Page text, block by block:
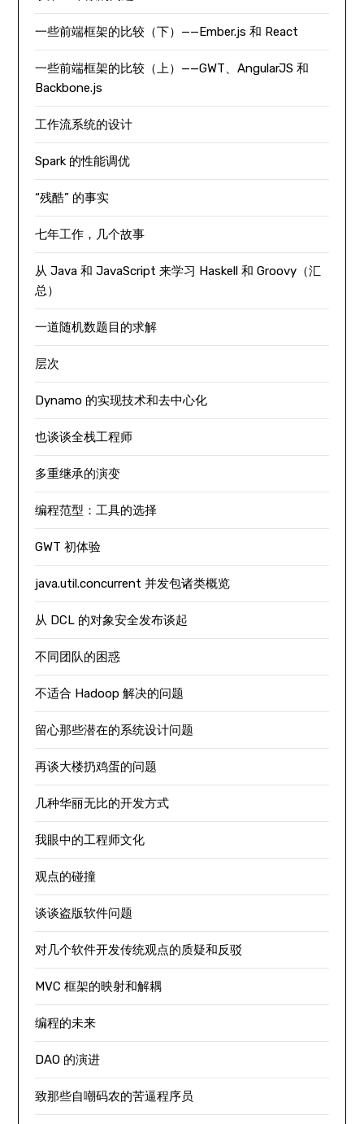
一些前端框架的比较（下）——Ember.js 和 React
一些前端框架的比较（上）——GWT、AngularJS 和
Backbone.js
工作流系统的设计
Spark 的性能调优
“残酷” 的事实
七年工作，几个故事
从 Java 和 JavaScript 来学习 Haskell 和 Groovy（汇
总）
一道随机数题目的求解
层次
Dynamo 的实现技术和去中心化
也谈谈全栈工程师
多重继承的演变
编程范型：工具的选择
GWT 初体验
java.util.concurrent 并发包诸类概览
从 DCL 的对象安全发布谈起
不同团队的困惑
不适合 Hadoop 解决的问题
留心那些潜在的系统设计问题
再谈大楼扔鸡蛋的问题
几种华丽无比的开发方式
我眼中的工程师文化
观点的碰撞
谈谈盗版软件问题
对几个软件开发传统观点的质疑和反驳
MVC 框架的映射和解耦
编程的未来
DAO 的演进
致那些自嘲码农的苦逼程序员